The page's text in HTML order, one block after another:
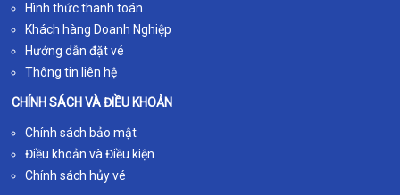
Hình thức thanh toán
Khách hàng Doanh Nghiệp
Hướng dẫn đặt vé
Thông tin liên hệ
CHÍNH SÁCH VÀ ĐIỀU KHOẢN
Chính sách bảo mật
Điều khoản và Điều kiện
Chính sách hủy vé